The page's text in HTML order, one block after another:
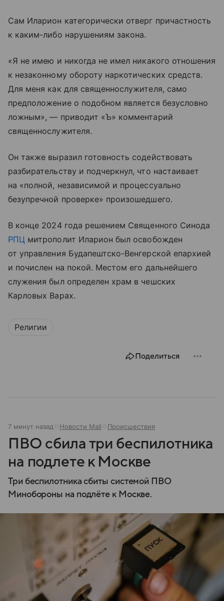
Сам Иларион категорически отверг причастность
к каким-либо нарушениям закона.
«Я не имею и никогда не имел никакого отношения
к незаконному обороту наркотических средств.
Для меня как для священнослужителя, само
предположение о подобном является безусловно
ложным», — приводит «Ъ» комментарий
священнослужителя.
Он также выразил готовность содействовать
разбирательству и подчеркнул, что настаивает
на «полной, независимой и процессуально
безупречной проверке» произошедшего.
В конце 2024 года решением Священного Синода
РПЦ митрополит Иларион был освобожден
от управления Будапештско-Венгерской епархией
и почислен на покой. Местом его дальнейшего
служения был определен храм в чешских
Карловых Варах.
Религии
Поделиться
7 минут назад Новости Mail Происшествия
ПВО сбила три беспилотника
на подлете к Москве
Три беспилотника сбиты системой ПВО
Минобороны на подлёте к Москве.